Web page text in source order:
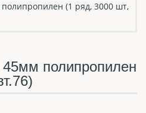
(1 ряд, 3000 шт,
полипропилен